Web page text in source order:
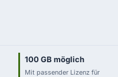
100 GB möglich
Mit passender Lizenz für